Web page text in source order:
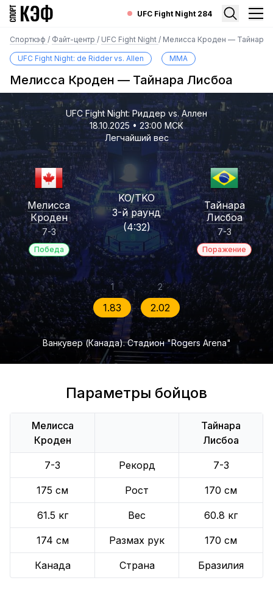
UFC Fight Night 284
Спорткэф / Файт-центр / UFC Fight Night / Мелисса Кроден — Тайнара
UFC Fight Night: de Ridder vs. Allen MMA
Мелисса Кроден — Тайнара Лисбоа
UFC Fight Night: Риддер vs. Аллен
18.10.2025 • 23:00 МСК
Легчайший вес
Мелисса
Кроден
7-3
Победа
KO/TKO
3-й раунд
(4:32)
Тайнара
Лисбоа
7-3
Поражение
1
1.83
2
2.02
Ванкувер (Канада). Стадион "Rogers Arena"
Параметры бойцов
Мелисса
Кроден
Тайнара
Лисбоа
7-3 Рекорд 7-3
175 см Рост 170 см
61.5 кг Вес 60.8 кг
174 см Размах рук 170 см
Канада Страна Бразилия